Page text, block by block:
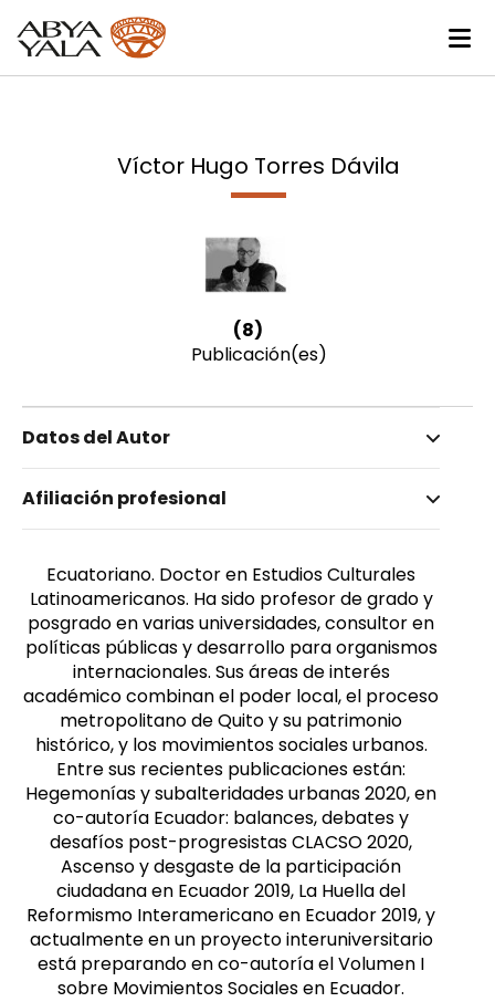
Víctor Hugo Torres Dávila
(8)
Publicación(es)
Datos del Autor
Torres Dávila, Víctor Hugo
Afiliación profesional
Ecuatoriano. Doctor en Estudios Culturales
Latinoamericanos. Ha sido profesor de grado y
posgrado en varias universidades, consultor en
políticas públicas y desarrollo para organismos
internacionales. Sus áreas de interés
académico combinan el poder local, el proceso
metropolitano de Quito y su patrimonio
histórico, y los movimientos sociales urbanos.
Entre sus recientes publicaciones están:
Hegemonías y subalteridades urbanas 2020, en
co-autoría Ecuador: balances, debates y
desafíos post-progresistas CLACSO 2020,
Ascenso y desgaste de la participación
ciudadana en Ecuador 2019, La Huella del
Reformismo Interamericano en Ecuador 2019, y
actualmente en un proyecto interuniversitario
está preparando en co-autoría el Volumen I
sobre Movimientos Sociales en Ecuador.